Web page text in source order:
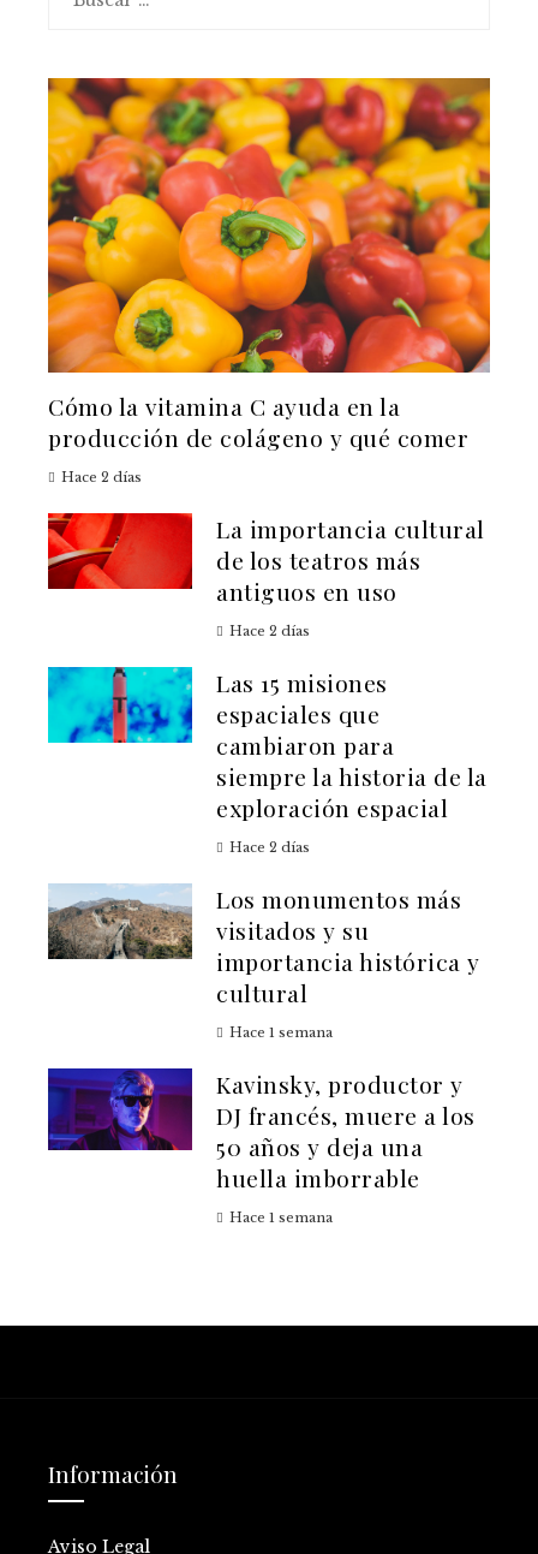
Cómo la vitamina C ayuda en la
producción de colágeno y qué comer
Hace 2 días
La importancia cultural
de los teatros más
antiguos en uso
Hace 2 días
Las 15 misiones
espaciales que
cambiaron para
siempre la historia de la
exploración espacial
Hace 2 días
Los monumentos más
visitados y su
importancia histórica y
cultural
Hace 1 semana
Kavinsky, productor y
DJ francés, muere a los
50 años y deja una
huella imborrable
Hace 1 semana
Información
Aviso Legal